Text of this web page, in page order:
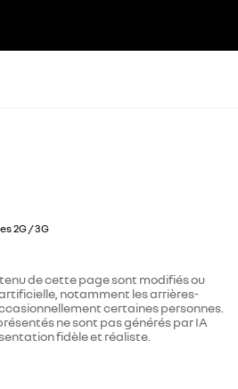
2G / 3G
de cette page sont modifiés ou
notamment les arrières-
certaines personnes.
ne sont pas générés par IA
fidèle et réaliste.